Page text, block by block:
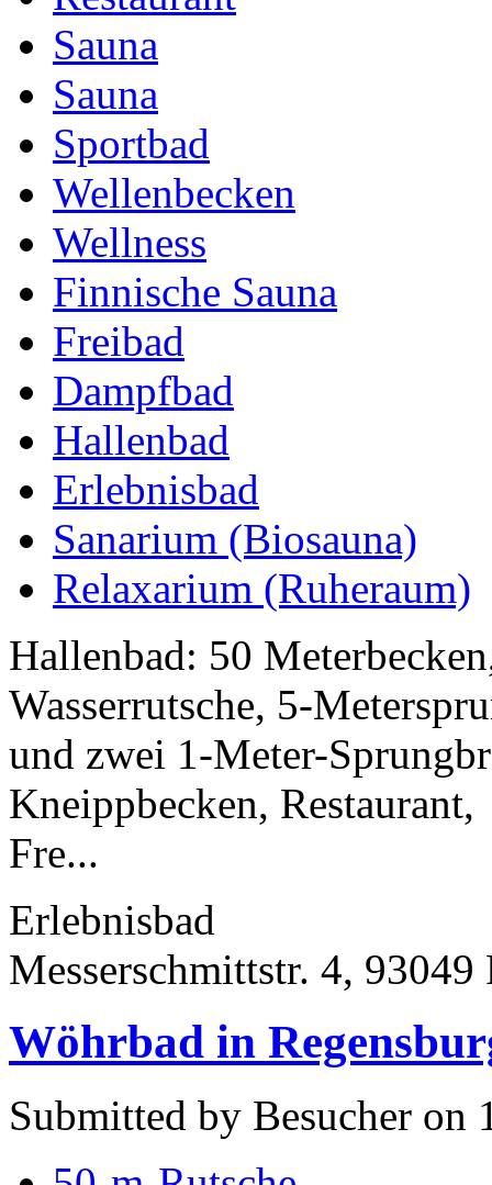
Sauna
Sauna
Sportbad
Wellenbecken
Wellness
Finnische Sauna
Freibad
Dampfbad
Hallenbad
Erlebnisbad
Sanarium (Biosauna)
Relaxarium (Ruheraum)
Hallenbad: 50
Wasserrutsche, 5-
und zwei 1-Meter-
Kneippbecken, Restaurant,
Fre...
Erlebnisbad
Messerschmittstr. 4, 93049
Wöhrbad in
Submitted by Besucher on